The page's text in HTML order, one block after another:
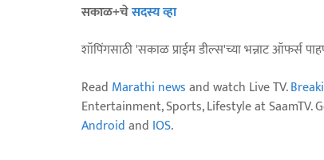
सकाळ+चेसदस्य व्हा
शॉपिंगसाठी 'सकाळ प्राईम डील्स'च्या भन्नाट ऑफर्स
Read Marathi newsand watch Live TV.
Entertainment, Sports, Lifestyle at SaamTV.
Androidand IOS.